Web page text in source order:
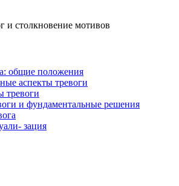
и столкновение мотивов
общие положения
аспекты тревоги
тревоги
и фундаментальные решения
зация